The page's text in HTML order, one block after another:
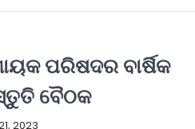
ପରିଷଦର ବାର୍ଷିକ
ବୈଠକ
2023